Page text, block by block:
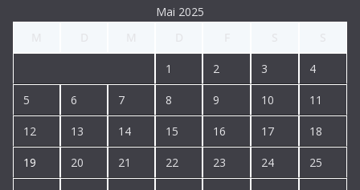
Mai 2025
1 2 3 4
5 6 7 8 9 10 11
12 13 14 15 16 17 18
19 20 21 22 23 24 25